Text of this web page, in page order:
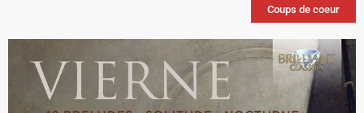
Coups de coeur